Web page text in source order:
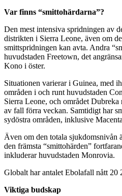
Var finns “smittohärdarna”?
Den mest intensiva spridningen av
distrikten i Sierra Leone, även om
smittspridningen kan avta. Andra
huvudstaden Freetown, det
Kono i öster.
Situationen varierar i Guinea, med
områden i och runt huvudstaden
Sierra Leone, och området
av fall förra veckan. Samtidigt har
sydöstra områden, inklusive
Även om den totala sjukdomsnivån
den främsta “smittohärden”
inkluderar huvudstaden Monrovia.
Globalt har antalet Ebolafall nått 20
Viktiga budskap